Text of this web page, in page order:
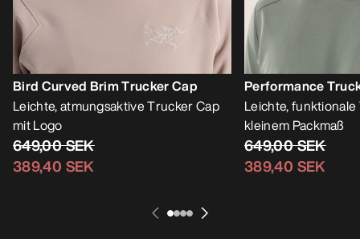
Bird Curved Brim Trucker Cap
Leichte, atmungsaktive Trucker Cap
mit Logo
649,00 SEK
389,40 SEK
Performance
Leichte,
kleinem Packmaß
649,00 SEK
389,40 SEK